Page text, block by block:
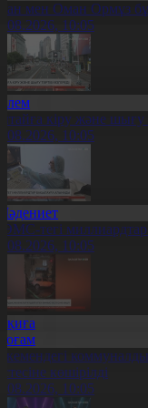
мен Оман Ормұз
10:05
кіру және шығу
10:05
тегі
10:05
көшірілді
10:05